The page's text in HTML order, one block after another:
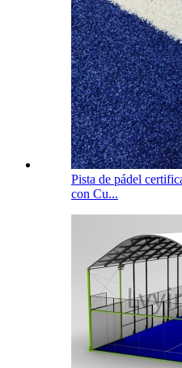
Pista de pádel
con Cu...